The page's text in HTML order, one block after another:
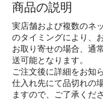
商品の説明
実店舗および複数のネ
のタイミングにより、
お取り寄せの場合、通
送可能となります。
ご注文後に詳細をお知
仕入れ先にて品切れの
ますので、ご了承くだ